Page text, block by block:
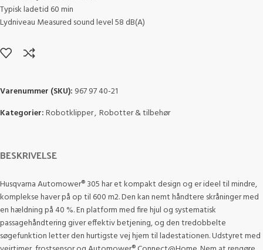
Typisk ladetid 60 min
Lydniveau Measured sound level 58 dB(A)
Varenummer (SKU): 967 97 40-21
Kategorier:Robotklipper, Robotter & tilbehør
BESKRIVELSE
Husqvarna Automower® 305 har et kompakt design og er ideel til mindre,
komplekse haver på op til 600 m2. Den kan nemt håndtere skråninger med
en hældning på 40 %. En platform med fire hjul og systematisk
passagehåndtering giver effektiv betjening, og den tredobbelte
søgefunktion letter den hurtigste vej hjem til ladestationen. Udstyret med